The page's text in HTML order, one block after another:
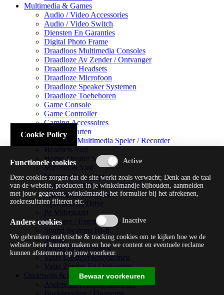
Multimedia & Games
Audio / Video Accessories
Audio / Video Switch
Diensten En Garanties
Digital Photo Frame
Draadloos Multimedia Consoles
Draadloze Av Zender / Ontvanger
Draadloze Headsets
Draadloze Microfoon
Draadloze Speaker Systemen
Draadloze Toebehoren
Game Console
Game Controller
Gaming Accessoires
Geluidskaarten
Handheld Multimedia Speler / Recorder
Headsets Vast
Home Theater Systems
Microfoon Vast
Multimedia Consoles
Multimedia Mixer / Versterker
Multimedia Productie
Optical Disk Drive
Pc Videokaart
Repeater / Extender
Sound Systems Hi-fi
Splitter
Tuners En Recorders
Vaste Luidsprekersystemen
Vaste Zender En Ontvanger
Onderwijs & Recreatie
Andere Beveiligingssoftware
Cookie Policy
Functionele cookies
Deze cookies zorgen dat de site werkt zoals verwacht; Denk aan de taal
van de website, producten in je winkelmandje bijhouden, aanmelden
met jouw gegevens, winkelmandje het formulier bij het afrekenen,
zoekresultaten filteren etc.
Andere cookies
We gebruiken analytische & tracking cookies om te kijken hoe we de
website beter kunnen maken en hoe we content en eventuele reclame
kunnen afstemmen op jouw voorkeur.
Bewaar voorkeuren